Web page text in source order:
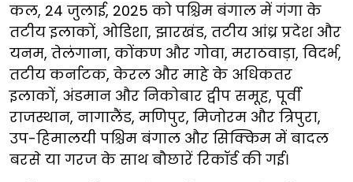
कल, 24 जुलाई, 2025 को पश्चिम बंगाल में गंगा के
तटीय इलाकों, ओडिशा, झारखंड, तटीय आंध्र प्रदेश और
यनम, तेलंगाना, कोंकण और गोवा, मराठवाड़ा, विदर्भ,
तटीय कर्नाटक, केरल और माहे के अधिकतर
इलाकों, अंडमान और निकोबार द्वीप समूह, पूर्वी
राजस्थान, नागालैंड, मणिपुर, मिजोरम और त्रिपुरा,
उप-हिमालयी पश्चिम बंगाल और सिक्किम में बादल
बरसे या गरज के साथ बौछारें रिकॉर्ड की गई।